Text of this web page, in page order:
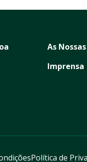
As
Imprensa
Política de